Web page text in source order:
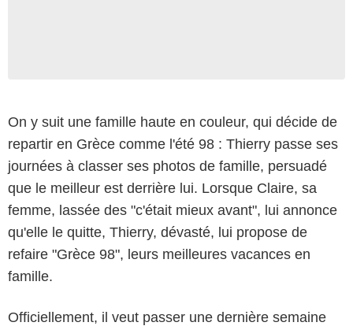
On y suit une famille haute en couleur, qui décide de
repartir en Grèce comme l'été 98 : Thierry passe ses
journées à classer ses photos de famille, persuadé
que le meilleur est derrière lui. Lorsque Claire, sa
femme, lassée des "c'était mieux avant", lui annonce
qu'elle le quitte, Thierry, dévasté, lui propose de
refaire "Grèce 98", leurs meilleures vacances en
famille.
Officiellement, il veut passer une dernière semaine